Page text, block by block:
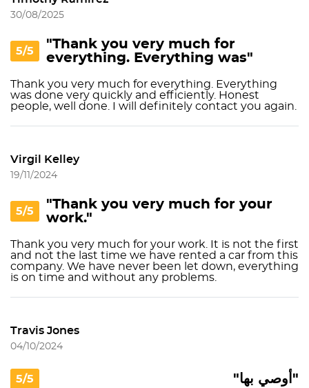
30/08/2025
5/5
"Thank you very much for
everything. Everything was"
Thank you very much for everything. Everything
was done very quickly and efficiently. Honest
people, well done. I will definitely contact you again.
Virgil Kelley
19/11/2024
5/5
"Thank you very much for your
work."
Thank you very much for your work. It is not the first
and not the last time we have rented a car from this
company. We have never been let down, everything
is on time and without any problems.
Travis Jones
04/10/2024
5/5 "أوصي بها"